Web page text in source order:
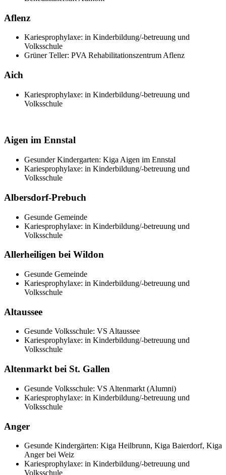
Aflenz
Kariesprophylaxe: in Kinderbildung/-betreuung und
Volksschule
Grüner Teller: PVA Rehabilitationszentrum Aflenz
Aich
Kariesprophylaxe: in Kinderbildung/-betreuung und
Volksschule
Aigen im Ennstal
Gesunder Kindergarten: Kiga Aigen im Ennstal
Kariesprophylaxe: in Kinderbildung/-betreuung und
Volksschule
Albersdorf-Prebuch
Gesunde Gemeinde
Kariesprophylaxe: in Kinderbildung/-betreuung und
Volksschule
Allerheiligen bei Wildon
Gesunde Gemeinde
Kariesprophylaxe: in Kinderbildung/-betreuung und
Volksschule
Altaussee
Gesunde Volksschule: VS Altaussee
Kariesprophylaxe: in Kinderbildung/-betreuung und
Volksschule
Altenmarkt bei St. Gallen
Gesunde Volksschule: VS Altenmarkt (Alumni)
Kariesprophylaxe: in Kinderbildung/-betreuung und
Volksschule
Anger
Gesunde Kindergärten: Kiga Heilbrunn, Kiga Baierdorf, Kiga
Anger bei Weiz
Kariesprophylaxe: in Kinderbildung/-betreuung und
Volksschule